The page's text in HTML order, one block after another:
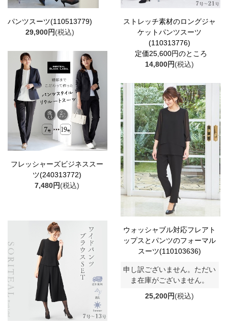
パンツスーツ(110513779)
29,900円(税込)
ストレッチ素材のロングジャ
ケットパンツスーツ
(110313776)
定価25,600円のところ
14,800円(税込)
フレッシャーズビジネススー
ツ(240313772)
7,480円(税込)
ウォッシャブル対応フレアト
ップスとパンツのフォーマル
スーツ(110103636)
申し訳ございません。ただい
ま在庫がございません。
25,200円(税込)